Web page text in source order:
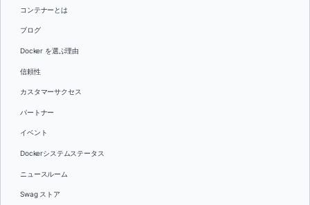
コンテナーとは
ブログ
Docker を選ぶ理由
信頼性
カスタマーサクセス
パートナー
イベント
Dockerシステムステータス
ニュースルーム
Swag ストア